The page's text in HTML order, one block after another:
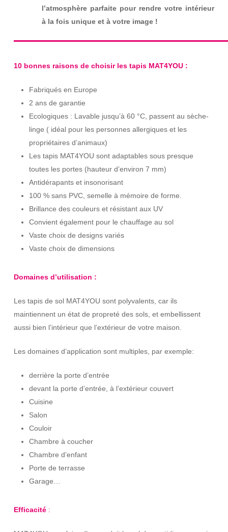
l’atmosphère parfaite pour rendre votre intérieur
à la fois unique et à votre image !
10 bonnes raisons de choisir les tapis MAT4YOU :
Fabriqués en Europe
2 ans de garantie
Ecologiques : Lavable jusqu’à 60 °C, passent au sèche-
linge ( idéal pour les personnes allergiques et les
propriétaires d’animaux)
Les tapis MAT4YOU sont adaptables sous presque
toutes les portes (hauteur d’environ 7 mm)
Antidérapants et insonorisant
100 % sans PVC, semelle à mémoire de forme.
Brillance des couleurs et résistant aux UV
Convient également pour le chauffage au sol
Vaste choix de designs variés
Vaste choix de dimensions
Domaines d’utilisation :
Les tapis de sol MAT4YOU sont polyvalents, car ils
maintiennent un état de propreté des sols, et embellissent
aussi bien l’intérieur que l’extérieur de votre maison.
Les domaines d’application sont multiples, par exemple:
derrière la porte d’entrée
devant la porte d’entrée, à l’extérieur couvert
Cuisine
Salon
Couloir
Chambre à coucher
Chambre d’enfant
Porte de terrasse
Garage…
Efficacité :